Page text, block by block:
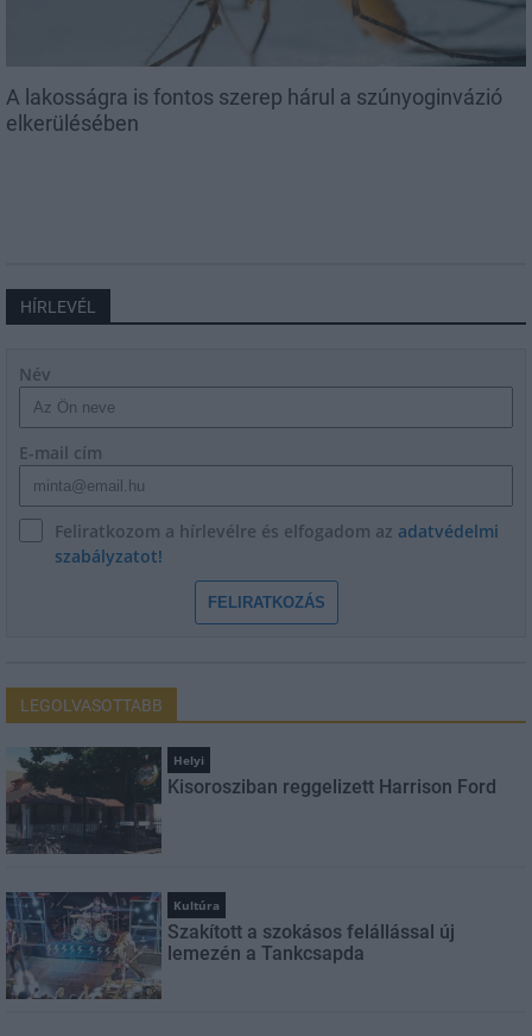
A lakosságra is fontos szerep hárul a szúnyoginvázió
elkerülésében
HÍRLEVÉL
Név
E-mail cím
Feliratkozom a hírlevélre és elfogadom az adatvédelmi
szabályzatot!
FELIRATKOZÁS
LEGOLVASOTTABB
Helyi
Kisorosziban reggelizett Harrison Ford
Kultúra
Szakított a szokásos felállással új
lemezén a Tankcsapda